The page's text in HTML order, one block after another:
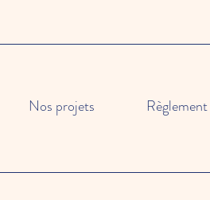
Nos projets Règlement